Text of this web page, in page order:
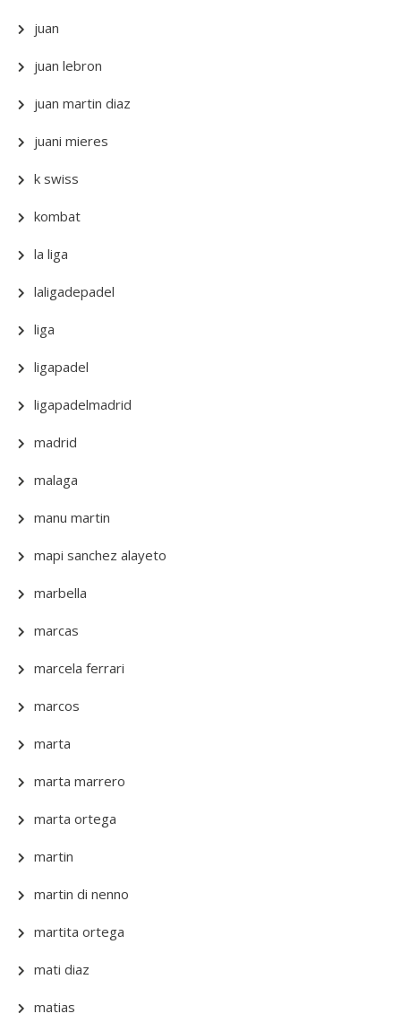
juan
juan lebron
juan martin diaz
juani mieres
k swiss
kombat
la liga
laligadepadel
liga
ligapadel
ligapadelmadrid
madrid
malaga
manu martin
mapi sanchez alayeto
marbella
marcas
marcela ferrari
marcos
marta
marta marrero
marta ortega
martin
martin di nenno
martita ortega
mati diaz
matias